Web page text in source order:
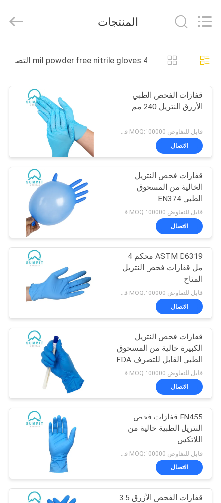
منزل،
بيت
منتجات
عرض
الواقع
الافتراضي
معلومات
جولة
المعمل
مراقبة
الجودة
اتصل
أخبار
حالات
خريطة
الموقع
Reserved.
المنتجات
4 mil powder free nitrile gloves التصنيع عبر الإنترنت
قفازات الفحص الطبي
الأزرق النتريل 240 مم
قابل للتفاوض MOQ:100000 قطعة
الاتصال
قفازات فحص النتريل
الخالية من المسحوق
الطبي EN374
الاتصال
ASTM D6319 محكم 4
مل قفازات فحص النتريل
المتاح
الاتصال
قفازات فحص النتريل
الكبيرة خالية من المسحوق
الطبي القابل للتصرف FDA
510K المعتمدة
قابل للتفاوض MOQ:100000 قطعة
الاتصال
EN455 قفازات فحص
النتريل الطبية خالية من
اللاتكس
قابل للتفاوض MOQ:100000 قطعة
الاتصال
قفازات الفحص الأزرق 3.5